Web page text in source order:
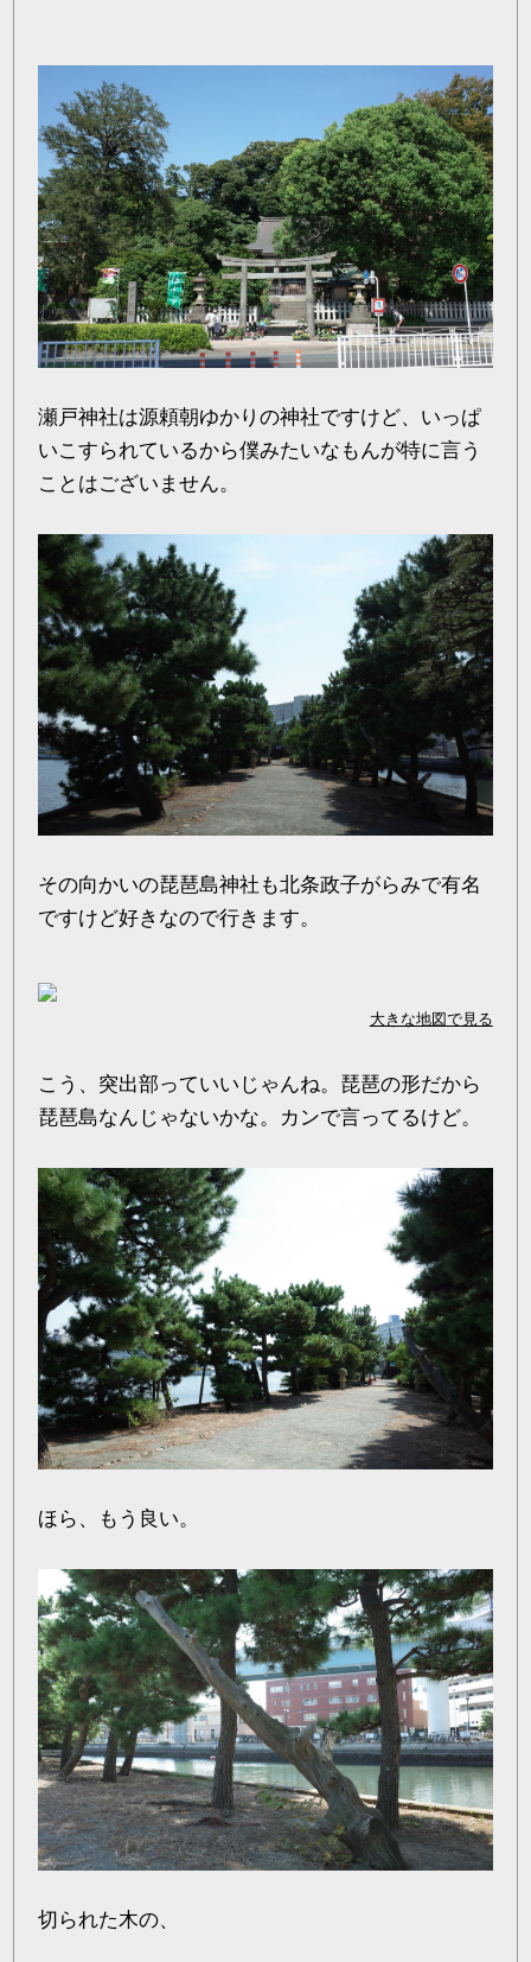
瀬戸神社は源頼朝ゆかりの神社ですけど、いっぱ
いこすられているから僕みたいなもんが特に言う
ことはございません。
その向かいの琵琶島神社も北条政子がらみで有名
ですけど好きなので行きます。
大きな地図で見る
こう、突出部っていいじゃんね。琵琶の形だから
琵琶島なんじゃないかな。カンで言ってるけど。
ほら、もう良い。
切られた木の、